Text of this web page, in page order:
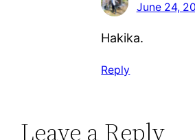
June 24,
Hakika.
Reply
Leave a Reply